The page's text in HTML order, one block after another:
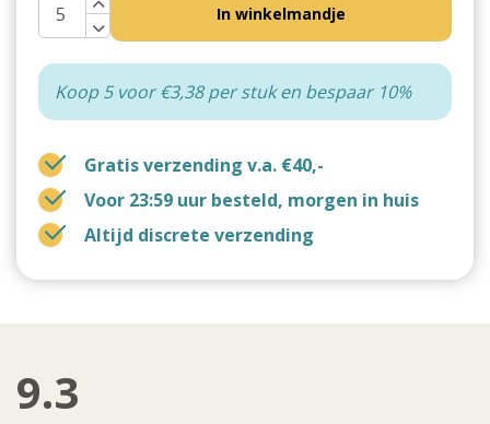
In winkelmandje
Koop 5 voor €3,38 per stuk en bespaar 10%
Gratis verzending v.a. €40,-
Voor 23:59 uur besteld, morgen in huis
Altijd discrete verzending
9.3